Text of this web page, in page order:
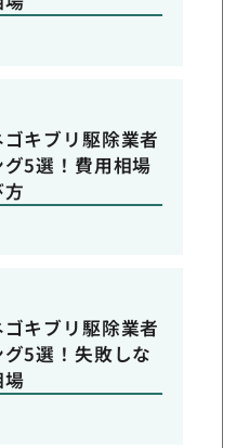
キブリ駆除業者
5選！費用相場
キブリ駆除業者
5選！失敗しな
場